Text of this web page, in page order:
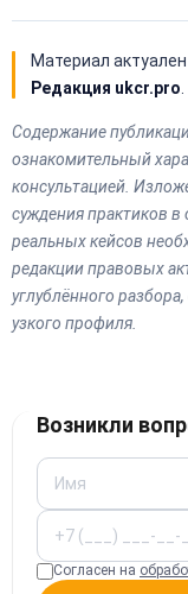
Материал
Редакция ukcr.pro
Содержание
ознакомительный
консультацией.
суждения практиков
реальных кейсов
редакции правовых
углублённого
узкого профиля.
Возникли
Согласен на